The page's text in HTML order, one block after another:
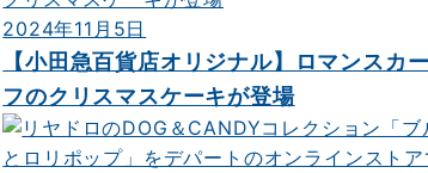
2024年11月5日
【小田急百貨店オリジナル】ロマンスカ
フのクリスマスケーキが登場